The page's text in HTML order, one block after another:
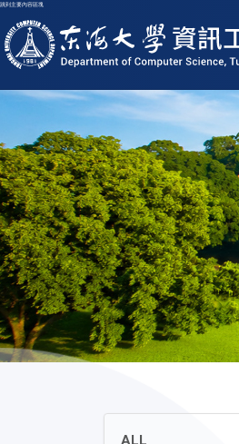
跳到主要內容區塊
東海大學logo
ALL